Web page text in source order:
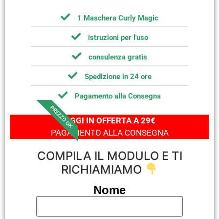
1 Maschera Curly Magic
istruzioni per l'uso
consulenza gratis
Spedizione in 24 ore
Pagamento alla Consegna
PREZZO OKOGGI IN OFFERTA A 29€
PAGAMENTO ALLA CONSEGNA
COMPILA IL MODULO E TI
RICHIAMIAMO
Nome